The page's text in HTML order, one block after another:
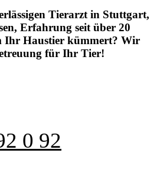
Tierarzt in Stuttgart,
Erfahrung seit über 20
Ihr Haustier kümmert? Wir
für Ihr Tier!
0 92